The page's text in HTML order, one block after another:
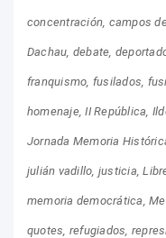
concentración campos
Dachau debate
franquismo fusilados
homenaje II República
Jornada Memoria
julián vadillo justicia
memoria democrática
quotes refugiados